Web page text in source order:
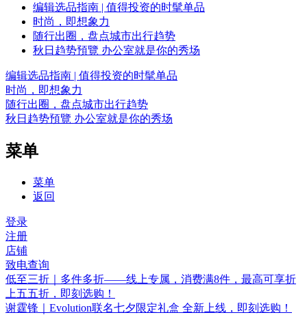
编辑选品指南 | 值得投资的时髦单品
时尚，即想象力
随行出圈，盘点城市出行趋势
秋日趋势預覽 办公室就是你的秀场
编辑选品指南 | 值得投资的时髦单品
时尚，即想象力
随行出圈，盘点城市出行趋势
秋日趋势預覽 办公室就是你的秀场
菜单
菜单
返回
登录
注册
店铺
致电查询
低至三折｜多件多折——线上专属，消费满8件，最高可享折
上五五折，即刻选购！
谢霆锋｜Evolution联名七夕限定礼盒 全新上线，即刻选购！